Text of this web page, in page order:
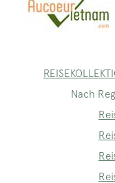
Nach